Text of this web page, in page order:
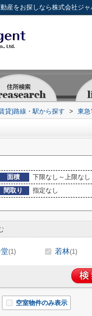
産をお探しなら株式会社ジャ
貸)路線・駅から探す > 東急
面積 下限なし～上限なし
間取り
指定なし
(1) 若林(1)
空室物件のみ表示